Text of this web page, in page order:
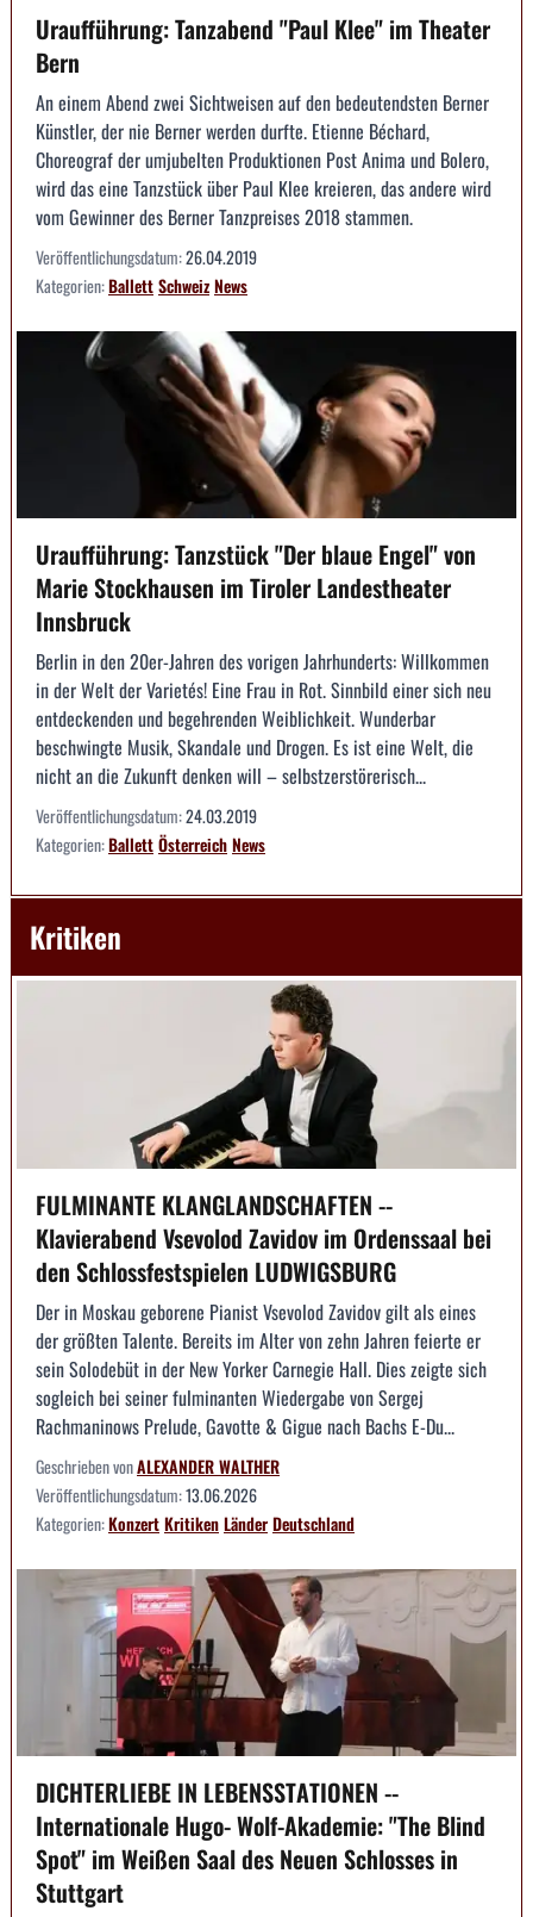
Uraufführung: Tanzabend "Paul Klee" im Theater
Bern
An einem Abend zwei Sichtweisen auf den bedeutendsten Berner
Künstler, der nie Berner werden durfte. Etienne Béchard,
Choreograf der umjubelten Produktionen Post Anima und Bolero,
wird das eine Tanzstück über Paul Klee kreieren, das andere wird
vom Gewinner des Berner Tanzpreises 2018 stammen.
Veröffentlichungsdatum:26.04.2019
Kategorien:BallettSchweizNews
Uraufführung: Tanzstück "Der blaue Engel" von
Marie Stockhausen im Tiroler Landestheater
Innsbruck
Berlin in den 20er-Jahren des vorigen Jahrhunderts: Willkommen
in der Welt der Varietés! Eine Frau in Rot. Sinnbild einer sich neu
entdeckenden und begehrenden Weiblichkeit. Wunderbar
beschwingte Musik, Skandale und Drogen. Es ist eine Welt, die
nicht an die Zukunft denken will – selbstzerstörerisch...
Veröffentlichungsdatum:24.03.2019
Kategorien:BallettÖsterreichNews
Kritiken
FULMINANTE KLANGLANDSCHAFTEN --
Klavierabend Vsevolod Zavidov im Ordenssaal bei
den Schlossfestspielen LUDWIGSBURG
Der in Moskau geborene Pianist Vsevolod Zavidov gilt als eines
der größten Talente. Bereits im Alter von zehn Jahren feierte er
sein Solodebüt in der New Yorker Carnegie Hall. Dies zeigte sich
sogleich bei seiner fulminanten Wiedergabe von Sergej
Rachmaninows Prelude, Gavotte & Gigue nach Bachs E-Du...
Geschrieben vonALEXANDER WALTHER
Veröffentlichungsdatum:13.06.2026
Kategorien:KonzertKritikenLänderDeutschland
DICHTERLIEBE IN LEBENSSTATIONEN --
Internationale Hugo- Wolf-Akademie: "The Blind
Spot" im Weißen Saal des Neuen Schlosses in
Stuttgart